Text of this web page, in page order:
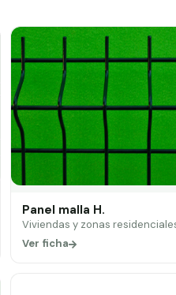
Panel malla H.
Viviendas y zonas
Ver ficha